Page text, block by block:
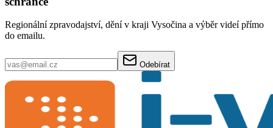
Regionální zpravodajství, dění v kraji Vysočina a výběr videí přímo
do emailu.
Odebírat